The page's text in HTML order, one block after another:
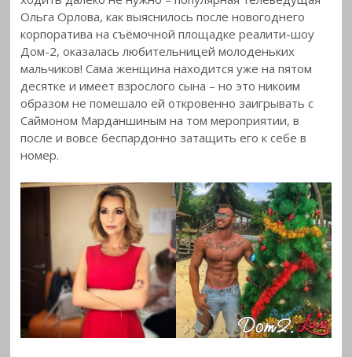
Ольга Орлова, как выяснилось после новогоднего
корпоратива на съёмочной площадке реалити-шоу
Дом-2, оказалась любительницей молоденьких
мальчиков! Сама женщина находится уже на пятом
десятке и имеет взрослого сына – но это никоим
образом не помешало ей откровенно заигрывать с
Саймоном Марданшиным на том мероприятии, в
после и вовсе беспардонно затащить его к себе в
номер.